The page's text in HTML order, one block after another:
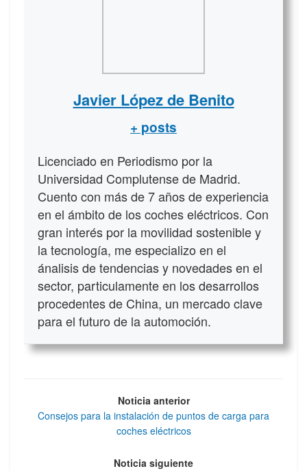
Javier López de Benito
+ posts
Licenciado en Periodismo por la
Universidad Complutense de Madrid.
Cuento con más de 7 años de experiencia
en el ámbito de los coches eléctricos. Con
gran interés por la movilidad sostenible y
la tecnología, me especializo en el
ánalisis de tendencias y novedades en el
sector, particulamente en los desarrollos
procedentes de China, un mercado clave
para el futuro de la automoción.
Noticia anterior
Consejos para la instalación de puntos de carga para
coches eléctricos
Noticia siguiente